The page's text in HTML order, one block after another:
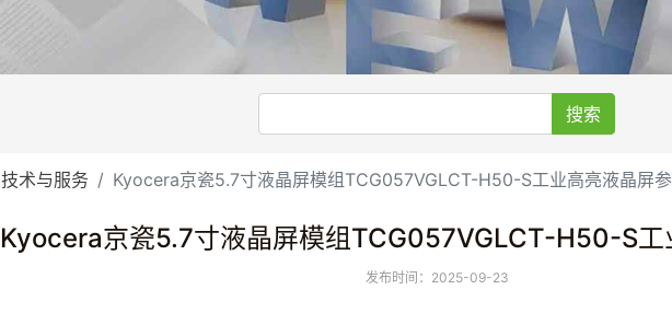
搜索
技术与服务 Kyocera京瓷5.7寸液晶屏模组TCG057VGLCT-H50-S工业高亮液晶屏
Kyocera京瓷5.7寸液晶屏模组TCG057VGLCT-H50-S工
发布时间：2025-09-23